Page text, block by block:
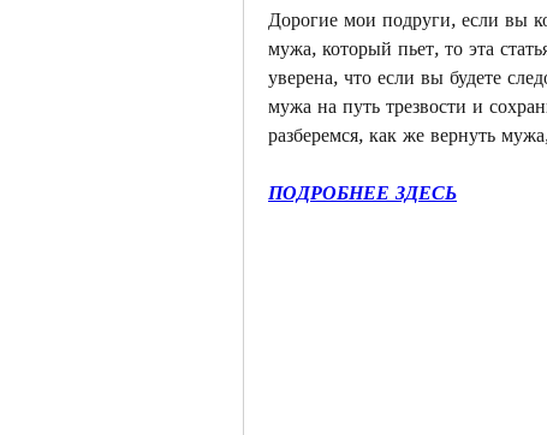
Дорогие мои подруги, если вы
мужа, который пьет, то эта
уверена, что если вы будете
мужа на путь трезвости и
разберемся, как же вернуть
ПОДРОБНЕЕ ЗДЕСЬ